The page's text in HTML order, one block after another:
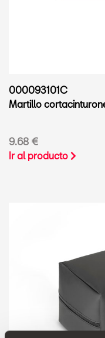
000093101C
Martillo
9.68 €
Ir al producto